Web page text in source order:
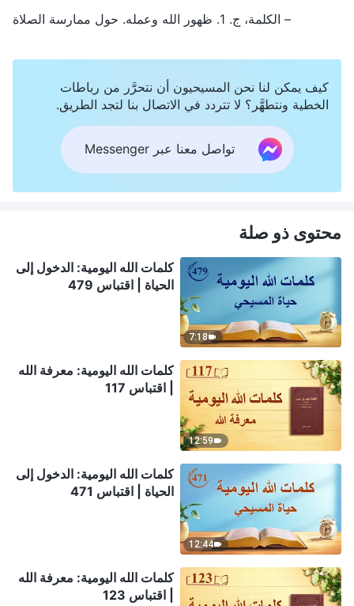
– الكلمة، ج. 1. ظهور الله وعمله. حول ممارسة الصلاة
كيف يمكن لنا نحن المسيحيون أن نتحرَّر من رباطات
الخطية ونتطهَّر؟ لا تتردد في الاتصال بنا لتجد الطريق.
تواصل معنا عبر Messenger
محتوى ذو صلة
7:18
كلمات الله اليومية: الدخول إلى
الحياة | اقتباس 479
12:59
كلمات الله اليومية: معرفة الله
| اقتباس 117
12:44
كلمات الله اليومية: الدخول إلى
الحياة | اقتباس 471
كلمات الله اليومية: معرفة الله
| اقتباس 123